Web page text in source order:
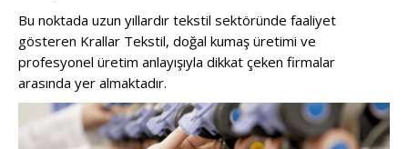
Bu noktada uzun yıllardır tekstil sektöründe faaliyet
gösteren Krallar Tekstil, doğal kumaş üretimi ve
profesyonel üretim anlayışıyla dikkat çeken firmalar
arasında yer almaktadır.